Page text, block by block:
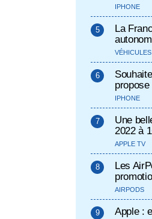
IPHONE
La
VÉHICULES
IPHONE
Une
2022 à
APPLE TV
Les
AIRPODS
Apple :